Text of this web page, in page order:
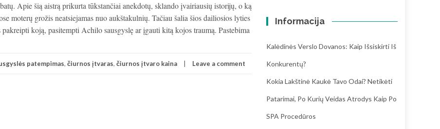
Apie šią aistrą prikurta tūkstančiai anekdotų, sklando įvairiausių istorijų, o ką
moterų grožis neatsiejamas nuo aukštakulnių. Tačiau šalia šios dailiosios lyties
koją, pasitempti Achilo sausgyslę ar įgauti kitą kojos traumą. Pastebima
patempimas, čiurnos įtvaras, čiurnos įtvaro kaina Leave a comment
Informacija
Kalėdinės Verslo Dovanos: Kaip Išsiskirti Iš
Konkurentų?
Kokia Lakštinė Kaukė Tavo Odai? Netikėti
Patarimai, Po Kurių Veidas Atrodys Kaip Po
SPA Procedūros